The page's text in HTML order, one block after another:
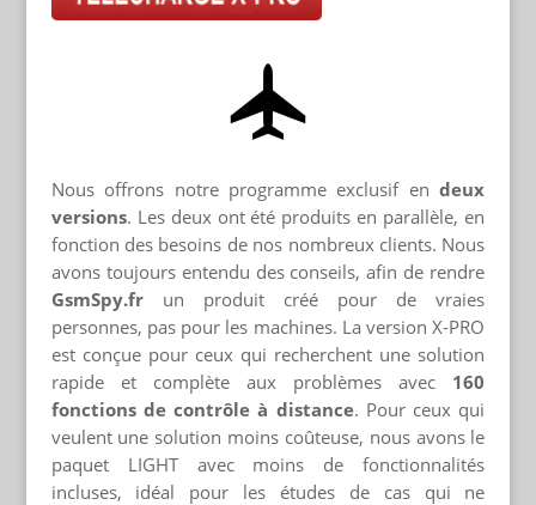
Nous offrons notre programme exclusif endeux
versions. Les deux ont été produits en parallèle, en
fonction des besoins de nos nombreux clients. Nous
avons toujours entendu des conseils, afin de rendre
GsmSpy.frun produit créé pour de vraies
personnes, pas pour les machines. La version X-PRO
est conçue pour ceux qui recherchent une solution
rapide et complète aux problèmes avec 160
fonctions de contrôle à distance. Pour ceux qui
veulent une solution moins coûteuse, nous avons le
paquet LIGHT avec moins de fonctionnalités
incluses, idéal pour les études de cas qui ne